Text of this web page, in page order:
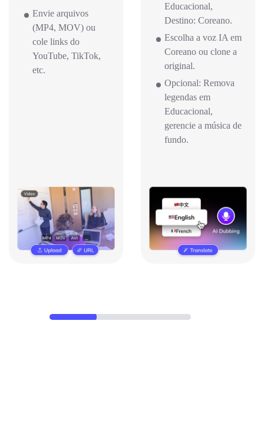
Envie arquivos
(MP4, MOV) ou
cole links do
YouTube, TikTok,
etc.
Educacional,
Destino: Coreano.
Escolha a voz IA em
Coreano ou clone a
original.
Opcional: Remova
legendas em
Educacional,
gerencie a música de
fundo.